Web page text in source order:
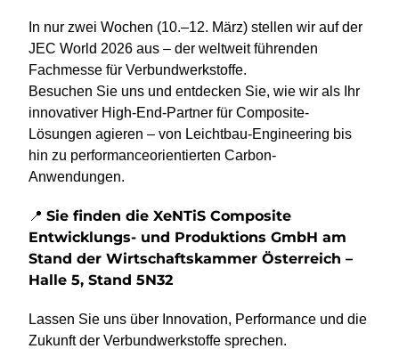
In nur zwei Wochen (10.–12. März) stellen wir auf der
JEC World 2026 aus – der weltweit führenden
Fachmesse für Verbundwerkstoffe.
Besuchen Sie uns und entdecken Sie, wie wir als Ihr
innovativer High-End-Partner für Composite-
Lösungen agieren – von Leichtbau-Engineering bis
hin zu performanceorientierten Carbon-
Anwendungen.
📍 Sie finden die XeNTiS Composite
Entwicklungs- und Produktions GmbH am
Stand der Wirtschaftskammer Österreich –
Halle 5, Stand 5N32
Lassen Sie uns über Innovation, Performance und die
Zukunft der Verbundwerkstoffe sprechen.